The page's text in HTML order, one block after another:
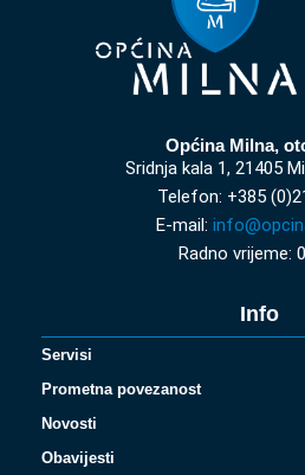
Općina Milna,
Sridnja kala 1, 21405
Telefon: +385
E-mail:
Radno vrijeme:
Info
Servisi
Prometna povezanost
Novosti
Obavijesti